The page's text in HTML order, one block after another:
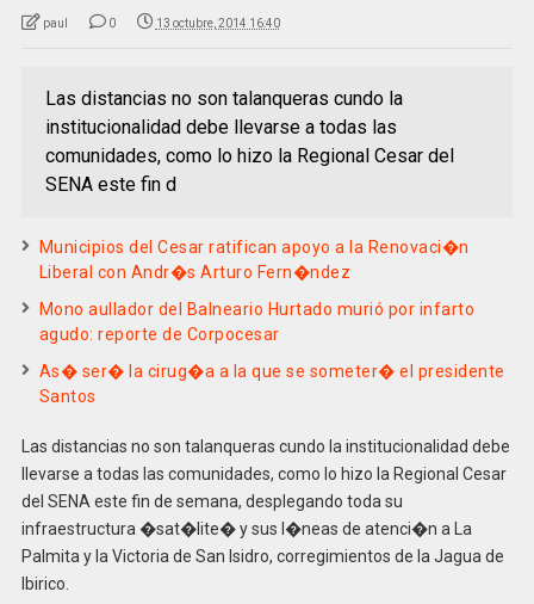
paul 0 13 octubre, 2014 16:40
Las distancias no son talanqueras cundo la
institucionalidad debe llevarse a todas las
comunidades, como lo hizo la Regional Cesar del
SENA este fin d
Municipios del Cesar ratifican apoyo a la Renovaci�n
Liberal con Andr�s Arturo Fern�ndez
Mono aullador del Balneario Hurtado murió por infarto
agudo: reporte de Corpocesar
As� ser� la cirug�a a la que se someter� el presidente
Santos
Las distancias no son talanqueras cundo la institucionalidad debe
llevarse a todas las comunidades, como lo hizo la Regional Cesar
del SENA este fin de semana, desplegando toda su
infraestructura �sat�lite� y sus l�neas de atenci�n a La
Palmita y la Victoria de San Isidro, corregimientos de la Jagua de
Ibirico.